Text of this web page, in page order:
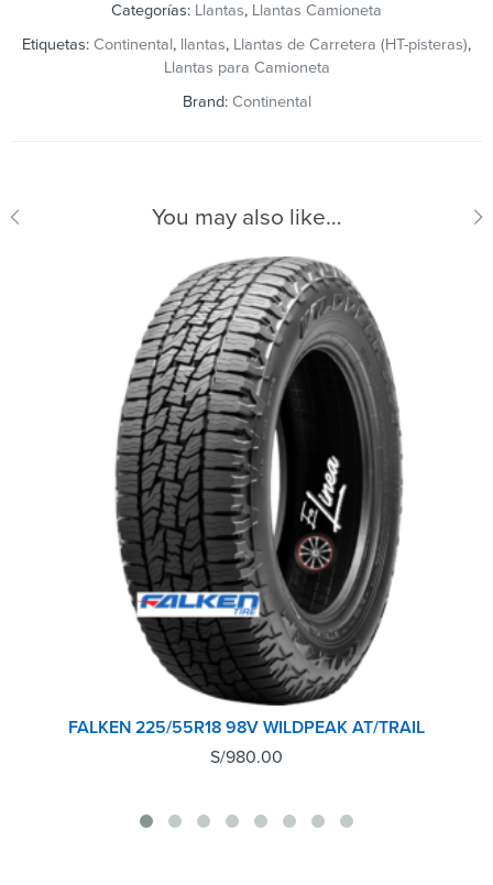
Categorías: Llantas, Llantas Camioneta
Etiquetas: Continental, llantas, Llantas de Carretera (HT-pisteras),
Llantas para Camioneta
Brand: Continental
You may also like…
FALKEN 225/55R18 98V WILDPEAK AT/TRAIL
S/980.00